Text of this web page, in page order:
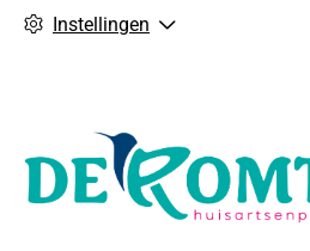
Instellingen